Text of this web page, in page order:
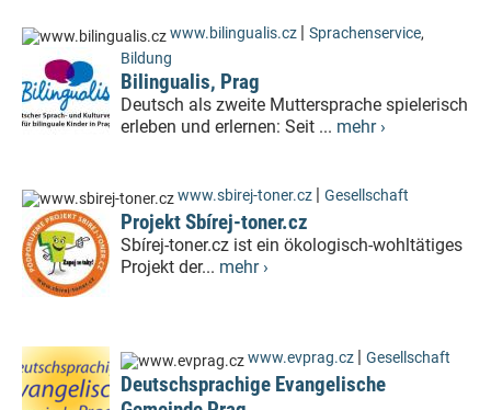
www.bilingualis.cz | Sprachenservice,
Bildung
Bilingualis, Prag
Deutsch als zweite Muttersprache spielerisch
erleben und erlernen: Seit ... mehr ›
www.sbirej-toner.cz | Gesellschaft
Projekt Sbírej-toner.cz
Sbírej-toner.cz ist ein ökologisch-wohltätiges
Projekt der... mehr ›
www.evprag.cz | Gesellschaft
Deutschsprachige Evangelische